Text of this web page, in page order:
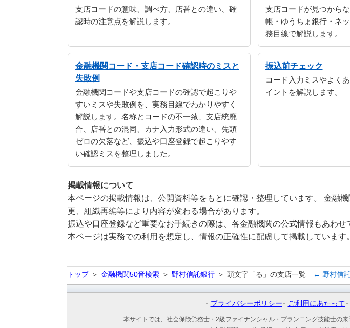
支店コードの意味、調べ方、店番との違い、確
認時の注意点を解説します。
支店コードが見つから
帳・ゆうちょ銀行・ネ
務目線で解説します。
金融機関コード・支店コード確認時のミスと
失敗例
金融機関コードや支店コードの確認で起こりや
すいミスや失敗例を、実務目線でわかりやすく
解説します。名称とコードの不一致、支店統廃
合、店番との混同、カナ入力形式の違い、先頭
ゼロの欠落など、振込や口座登録で起こりやす
い確認ミスを整理しました。
振込前チェック
コード入力ミスやよく
イントを解説します。
掲載情報について
本ページの掲載情報は、公開資料等をもとに確認・整理しています。 金融
更、組織再編等により内容が変わる場合があります。
振込や口座登録など重要なお手続きの際は、各金融機関の公式情報もあわせ
本ページは実務での利用を想定し、情報の正確性に配慮して掲載しています。
トップ 金融機関50音検索 野村信託銀行 頭文字「る」の支店一覧 ← 野村信
プライバシーポリシー ご利用にあたって
本サイトでは、社会保険労務士・2級ファイナンシャル・プランニング技能士の来